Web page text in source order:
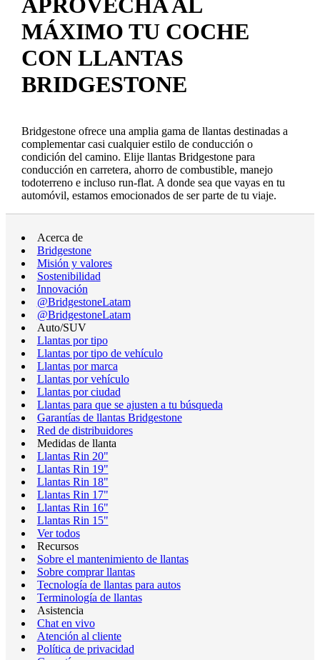
APROVECHA AL
MÁXIMO TU COCHE
CON LLANTAS
BRIDGESTONE
Bridgestone ofrece una amplia gama de llantas destinadas a
complementar casi cualquier estilo de conducción o
condición del camino. Elije llantas Bridgestone para
conducción en carretera, ahorro de combustible, manejo
todoterreno e incluso run-flat. A donde sea que vayas en tu
automóvil, estamos emocionados de ser parte de tu viaje.
Acerca de
Bridgestone
Misión y valores
Sostenibilidad
Innovación
@BridgestoneLatam
@BridgestoneLatam
Auto/SUV
Llantas por tipo
Llantas por tipo de vehículo
Llantas por marca
Llantas por vehículo
Llantas por ciudad
Llantas para que se ajusten a tu búsqueda
Garantías de llantas Bridgestone
Red de distribuidores
Medidas de llanta
Llantas Rin 20"
Llantas Rin 19"
Llantas Rin 18"
Llantas Rin 17"
Llantas Rin 16"
Llantas Rin 15"
Ver todos
Recursos
Sobre el mantenimiento de llantas
Sobre comprar llantas
Tecnología de llantas para autos
Terminología de llantas
Asistencia
Chat en vivo
Atención al cliente
Política de privacidad